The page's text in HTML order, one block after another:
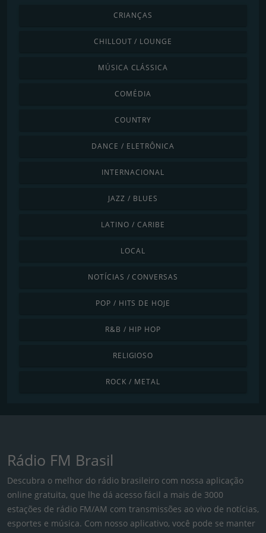
CRIANÇAS
CHILLOUT / LOUNGE
MÚSICA CLÁSSICA
COMÉDIA
COUNTRY
DANCE / ELETRÔNICA
INTERNACIONAL
JAZZ / BLUES
LATINO / CARIBE
LOCAL
NOTÍCIAS / CONVERSAS
POP / HITS DE HOJE
R&B / HIP HOP
RELIGIOSO
ROCK / METAL
Rádio FM Brasil
Descubra o melhor do rádio brasileiro com nossa aplicação
online gratuita, que lhe dá acesso fácil a mais de 3000
estações de rádio FM/AM com transmissões ao vivo de notícias,
esportes e música. Com nosso aplicativo, você pode se manter